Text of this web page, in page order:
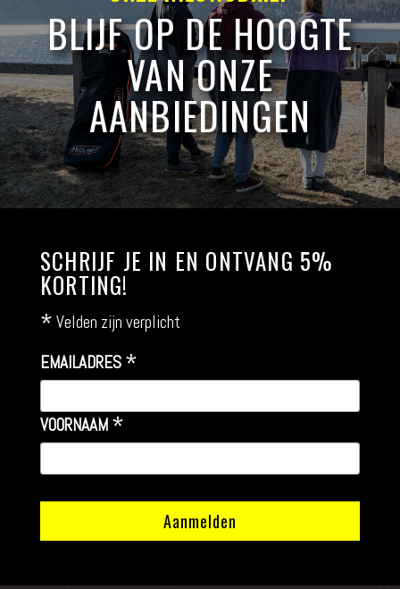
BLIJF OP DE HOOGTE
VAN ONZE
AANBIEDINGEN
SCHRIJF JE IN EN ONTVANG 5%
KORTING!
* Velden zijn verplicht
EMAILADRES *
VOORNAAM *